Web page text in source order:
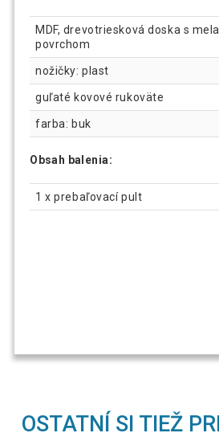
MDF, drevotriesková doska s
povrchom
nožičky: plast
guľaté kovové rukoväte
farba: buk
Obsah balenia:
1 x prebaľovací pult
OSTATNÍ SI TIEŽ